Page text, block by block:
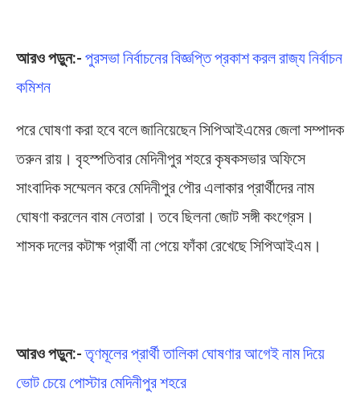
আরও পড়ুন:- পুরসভা নির্বাচনের বিজ্ঞপ্তি প্রকাশ করল রাজ্য নির্বাচন
কমিশন
পরে ঘোষণা করা হবে বলে জানিয়েছেন সিপিআইএমের জেলা সম্পাদক
তরুন রায়। বৃহস্পতিবার মেদিনীপুর শহরে কৃষকসভার অফিসে
সাংবাদিক সম্মেলন করে মেদিনীপুর পৌর এলাকার প্রার্থীদের নাম
ঘোষণা করলেন বাম নেতারা। তবে ছিলনা জোট সঙ্গী কংগ্রেস।
শাসক দলের কটাক্ষ প্রার্থী না পেয়ে ফাঁকা রেখেছে সিপিআইএম।
আরও পড়ুন:- তৃণমূলের প্রার্থী তালিকা ঘোষণার আগেই নাম দিয়ে
ভোট চেয়ে পোস্টার মেদিনীপুর শহরে